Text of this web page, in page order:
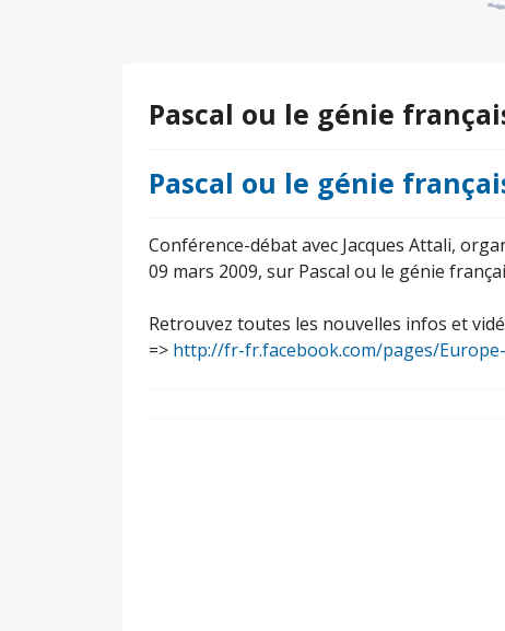
Pascal ou le génie
Pascal ou le génie
Conférence-débat avec Jacques Attali,
09 mars 2009, sur Pascal ou le génie
Retrouvez toutes les nouvelles infos et
=> http://fr-fr.facebook.com/pages/